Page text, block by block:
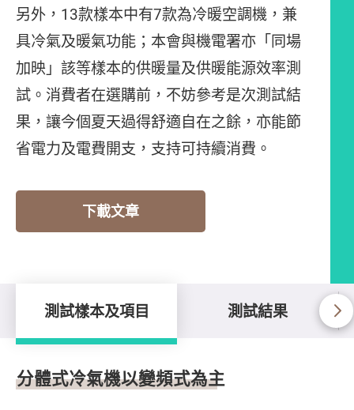
另外，13款樣本中有7款為冷暖空調機，兼
具冷氣及暖氣功能；本會與機電署亦「同場
加映」該等樣本的供暖量及供暖能源效率測
試。消費者在選購前，不妨參考是次測試結
果，讓今個夏天過得舒適自在之餘，亦能節
省電力及電費開支，支持可持續消費。
下載文章
測試樣本及項目 測試結果
測試樣本及項目
分體式冷氣機以變頻式為主